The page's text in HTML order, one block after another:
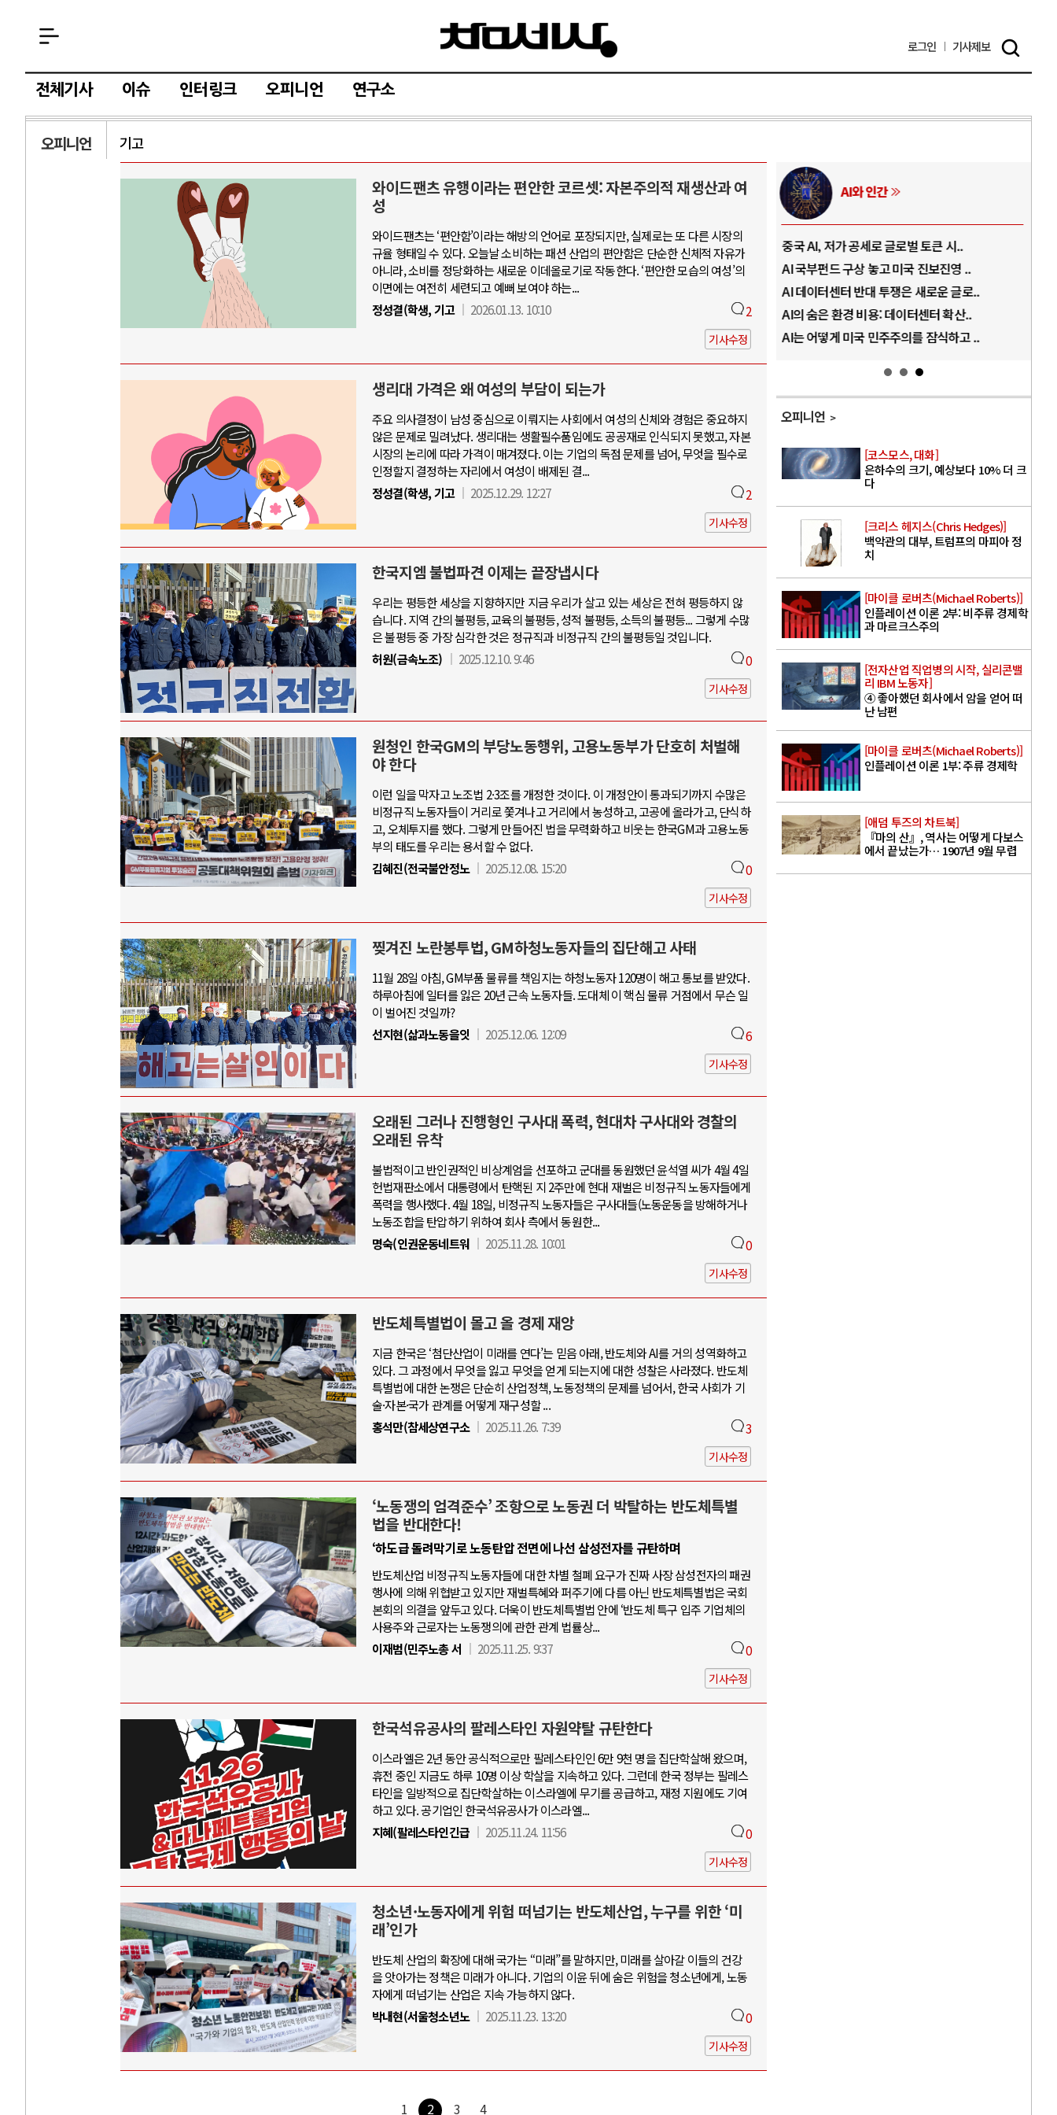
로그인 기사제보
전체기사 이슈 인터링크 오피니언 연구소
오피니언 기고
와이드팬츠 유행이라는 편안한 코르셋: 자본주의적 재생산과 여
성
와이드팬츠는 ‘편안함’이라는 해방의 언어로 포장되지만, 실제로는 또 다른 시장의
규율 형태일 수 있다. 오늘날 소비하는 패션 산업의 편안함은 단순한 신체적 자유가
아니라, 소비를 정당화하는 새로운 이데올로기로 작동한다. ‘편안한 모습의 여성’의
이면에는 여전히 세련되고 예뻐 보여야 하는...
정성결(학생, 기고
2026.01.13. 10:10 2
기사수정
생리대 가격은 왜 여성의 부담이 되는가
주요 의사결정이 남성 중심으로 이뤄지는 사회에서 여성의 신체와 경험은 중요하지
않은 문제로 밀려났다. 생리대는 생활필수품임에도 공공재로 인식되지 못했고, 자본
시장의 논리에 따라 가격이 매겨졌다. 이는 기업의 독점 문제를 넘어, 무엇을 필수로
인정할지 결정하는 자리에서 여성이 배제된 결...
정성결(학생, 기고
2025.12.29. 12:27 2
기사수정
한국지엠 불법파견 이제는 끝장냅시다
우리는 평등한 세상을 지향하지만 지금 우리가 살고 있는 세상은 전혀 평등하지 않
습니다. 지역 간의 불평등, 교육의 불평등, 성적 불평등, 소득의 불평등... 그렇게 수많
은 불평등 중 가장 심각한 것은 정규직과 비정규직 간의 불평등일 것입니다.
허원(금속노조)
2025.12.10. 9:46 0
기사수정
원청인 한국GM의 부당노동행위, 고용노동부가 단호히 처벌해
야 한다
이런 일을 막자고 노조법 2·3조를 개정한 것이다. 이 개정안이 통과되기까지 수많은
비정규직 노동자들이 거리로 쫓겨나고 거리에서 농성하고, 고공에 올라가고, 단식하
고, 오체투지를 했다. 그렇게 만들어진 법을 무력화하고 비웃는 한국GM과 고용노동
부의 태도를 우리는 용서할 수 없다.
김혜진(전국불안정노
2025.12.08. 15:20 0
기사수정
찢겨진 노란봉투법, GM하청노동자들의 집단해고 사태
11월 28일 아침, GM부품 물류를 책임지는 하청노동자 120명이 해고 통보를 받았다.
하루아침에 일터를 잃은 20년 근속 노동자들. 도대체 이 핵심 물류 거점에서 무슨 일
이 벌어진 것일까?
선지현(삶과노동을잇
2025.12.06. 12:09 6
기사수정
오래된 그러나 진행형인 구사대 폭력, 현대차 구사대와 경찰의
오래된 유착
불법적이고 반인권적인 비상계엄을 선포하고 군대를 동원했던 윤석열 씨가 4월 4일
헌법재판소에서 대통령에서 탄핵된 지 2주만에 현대 재벌은 비정규직 노동자들에게
폭력을 행사했다. 4월 18일, 비정규직 노동자들은 구사대들(노동운동을 방해하거나
노동조합을 탄압하기 위하여 회사 측에서 동원한...
명숙(인권운동네트워
2025.11.28. 10:01 0
기사수정
반도체특별법이 몰고 올 경제 재앙
지금 한국은 ‘첨단산업이 미래를 연다’는 믿음 아래, 반도체와 AI를 거의 성역화하고
있다. 그 과정에서 무엇을 잃고 무엇을 얻게 되는지에 대한 성찰은 사라졌다. 반도체
특별법에 대한 논쟁은 단순히 산업정책, 노동정책의 문제를 넘어서, 한국 사회가 기
술·자본·국가 관계를 어떻게 재구성할 ...
홍석만(참세상연구소
2025.11.26. 7:39 3
기사수정
‘노동쟁의 엄격준수’ 조항으로 노동권 더 박탈하는 반도체특별
법을 반대한다!
‘하도급 돌려막기로 노동탄압 전면에 나선 삼성전자를 규탄하며
반도체산업 비정규직 노동자들에 대한 차별 철폐 요구가 진짜 사장 삼성전자의 패권
행사에 의해 위협받고 있지만 재벌특혜와 퍼주기에 다름 아닌 반도체특별법은 국회
본회의 의결을 앞두고 있다. 더욱이 반도체특별법 안에 ‘반도체 특구 입주 기업체의
사용주와 근로자는 노동쟁의에 관한 관계 법률상...
이재범(민주노총 서
2025.11.25. 9:37 0
기사수정
한국석유공사의 팔레스타인 자원약탈 규탄한다
이스라엘은 2년 동안 공식적으로만 팔레스타인인 6만 9천 명을 집단학살해 왔으며,
휴전 중인 지금도 하루 10명 이상 학살을 지속하고 있다. 그런데 한국 정부는 팔레스
타인을 일방적으로 집단학살하는 이스라엘에 무기를 공급하고, 재정 지원에도 기여
하고 있다. 공기업인 한국석유공사가 이스라엘...
지혜(팔레스타인긴급
2025.11.24. 11:56 0
기사수정
청소년·노동자에게 위험 떠넘기는 반도체산업, 누구를 위한 ‘미
래’인가
반도체 산업의 확장에 대해 국가는 “미래”를 말하지만, 미래를 살아갈 이들의 건강
을 앗아가는 정책은 미래가 아니다. 기업의 이윤 뒤에 숨은 위험을 청소년에게, 노동
자에게 떠넘기는 산업은 지속 가능하지 않다.
박내현(서울청소년노
2025.11.23. 13:20 0
기사수정
1 2 3 4
중국 AI, 저가 공세로 글로벌 토큰 시..
AI 국부펀드 구상 놓고 미국 진보진영 ..
AI 데이터센터 반대 투쟁은 새로운 글로..
AI의 숨은 환경 비용: 데이터센터 확산..
러시아-우크라이나 전쟁
전쟁의 추상화: 우크라이나, 대리전의 역..
EU·우크라이나 드론 협력 직후, 러시아..
나토, 우크라 군사지원 2027년까지 공..
우크라이나, 덴마크, 에스토니아, 네덜란..
중동 위기
호르무즈 갈등 격화, 트럼프 정치·경제 ..
호르무즈 해협 통행료를 철회한 트럼프
이란, 호르무즈 해협 봉쇄 선택한 배경
트럼프, 이란 압박수단 한계 직면
하마스, 가자 통치권 이양으로 휴전 의지..
AI와 인간
중국 AI, 저가 공세로 글로벌 토큰 시..
AI 국부펀드 구상 놓고 미국 진보진영 ..
AI 데이터센터 반대 투쟁은 새로운 글로..
AI의 숨은 환경 비용: 데이터센터 확산..
AI는 어떻게 미국 민주주의를 잠식하고 ..
오피니언
[코스모스, 대화]
은하수의 크기, 예상보다 10% 더 크
다
[크리스 헤지스(Chris Hedges)]
백악관의 대부, 트럼프의 마피아 정
치
[마이클 로버츠(Michael Roberts)]
인플레이션 이론 2부: 비주류 경제학
과 마르크스주의
[전자산업 직업병의 시작, 실리콘밸
리 IBM 노동자]
④ 좋아했던 회사에서 암을 얻어 떠
난 남편
[마이클 로버츠(Michael Roberts)]
인플레이션 이론 1부: 주류 경제학
[애덤 투즈의 차트북]
『마의 산』, 역사는 어떻게 다보스
에서 끝났는가… 1907년 9월 무렵